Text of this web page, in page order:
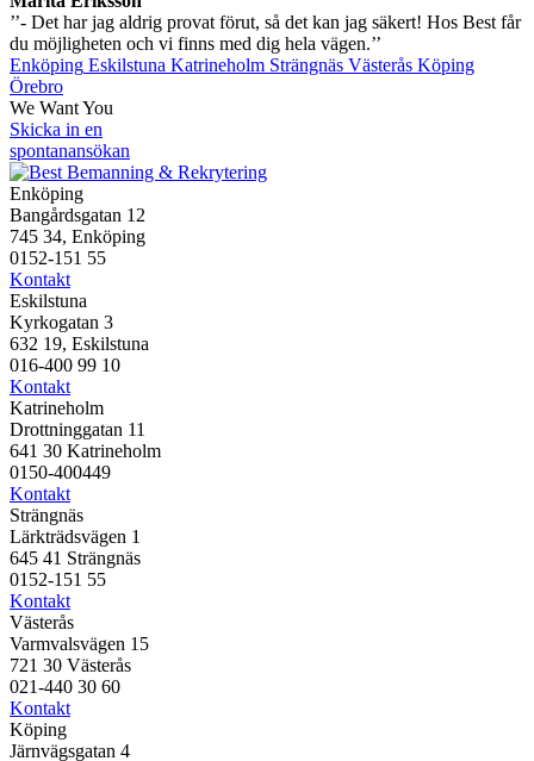
’’- Det har jag aldrig provat förut, så det kan jag säkert! Hos Best får
du möjligheten och vi finns med dig hela vägen.’’
Enköping Eskilstuna Katrineholm Strängnäs Västerås Köping
Örebro
We Want You
Skicka in en
spontanansökan
Enköping
Bangårdsgatan 12
745 34, Enköping
0152-151 55
Kontakt
Eskilstuna
Kyrkogatan 3
632 19, Eskilstuna
016-400 99 10
Kontakt
Katrineholm
Drottninggatan 11
641 30 Katrineholm
0150-400449
Kontakt
Strängnäs
Lärkträdsvägen 1
645 41 Strängnäs
0152-151 55
Kontakt
Västerås
Varmvalsvägen 15
721 30 Västerås
021-440 30 60
Kontakt
Köping
Järnvägsgatan 4